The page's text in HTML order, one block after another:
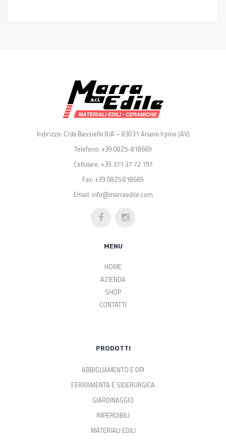
Indirizzo: C/da Bassiello 8/A – 83031 Ariano Irpino (AV)
Telefono: +39 0825-818669
Cellulare: +39 371 37 72 197
Fax: +39 0825 818669
Email: info@marraedile.com
MENU
HOME
AZIENDA
SHOP
CONTATTI
PRODOTTI
ABBIGLIAMENTO E DPI
FERRAMENTA E SIDERURGICA
GIARDINAGGIO
IMPERDIBILI
MATERIALI EDILI